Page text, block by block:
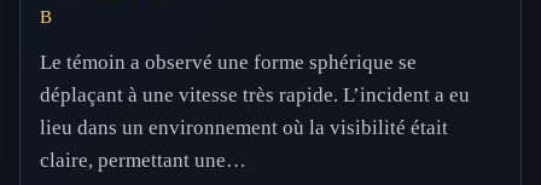
B
Le témoin a observé une forme sphérique se
déplaçant à une vitesse très rapide. L’incident a eu
lieu dans un environnement où la visibilité était
claire, permettant une…